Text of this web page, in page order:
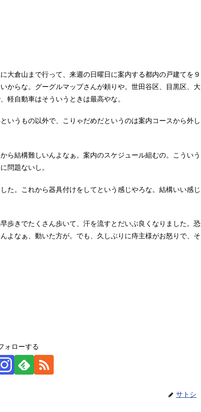
大倉山まで行って、来週の日曜日に案内する都内の戸建てを９
からな。グーグルマップさんが頼りや。世田谷区、目黒区、大
軽自動車はそういうときは最高やな。
いうもの以外で、こりゃだめだというのは案内コースから外し
ら結構難しいんよなぁ。案内のスケジュール組むの。こういう
問題ないし。
た。これから器具付けをしてという感じやろな。結構いい感じ
歩きでたくさん歩いて、汗を流すとだいぶ良くなりました。恐
よなぁ、動いた方が。でも、久しぶりに痔主様がお怒りで、そ
ォローする
サトシ